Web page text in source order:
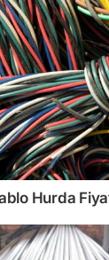
Hurda